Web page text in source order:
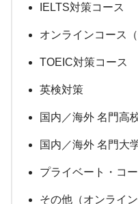
IELTS対策コース
オンラインコース
TOEIC対策コース
英検対策
国内／海外 名門高
国内／海外 名門大
プライベート・コ
その他（オンライ